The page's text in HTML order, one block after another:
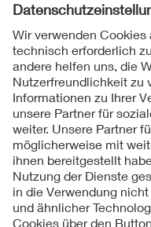
Folgen Sie uns
Kontakt
Impressum